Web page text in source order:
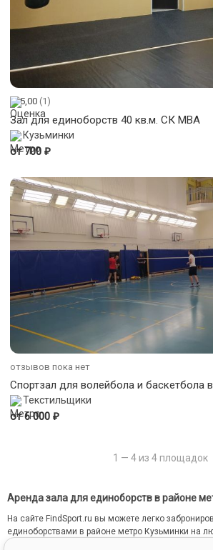
5,00 (1)
Зал для единоборств 40 кв.м. СК МВА
Кузьминки
от 700 ₽
отзывов пока нет
Спортзал для волейбола и баскетбола
Текстильщики
от 6 000 ₽
1 — 4 из 4 площадок
Аренда зала для единоборств в районе
На сайте FindSport.ru вы можете легко
единоборствами в районе метро Кузьминки на